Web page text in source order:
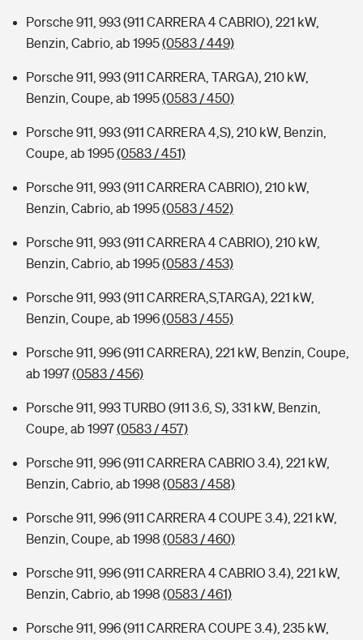
Porsche 911, 993 (911 CARRERA 4 CABRIO), 221 kW,
Benzin, Cabrio, ab 1995(0583 / 449)
Porsche 911, 993 (911 CARRERA, TARGA), 210 kW,
Benzin, Coupe, ab 1995(0583 / 450)
Porsche 911, 993 (911 CARRERA 4,S), 210 kW, Benzin,
Coupe, ab 1995(0583 / 451)
Porsche 911, 993 (911 CARRERA CABRIO), 210 kW,
Benzin, Cabrio, ab 1995(0583 / 452)
Porsche 911, 993 (911 CARRERA 4 CABRIO), 210 kW,
Benzin, Cabrio, ab 1995(0583 / 453)
Porsche 911, 993 (911 CARRERA,S,TARGA), 221 kW,
Benzin, Coupe, ab 1996(0583 / 455)
Porsche 911, 996 (911 CARRERA), 221 kW, Benzin, Coupe,
ab 1997(0583 / 456)
Porsche 911, 993 TURBO (911 3.6, S), 331 kW, Benzin,
Coupe, ab 1997(0583 / 457)
Porsche 911, 996 (911 CARRERA CABRIO 3.4), 221 kW,
Benzin, Cabrio, ab 1998 (0583 / 458)
Porsche 911, 996 (911 CARRERA 4 COUPE 3.4), 221 kW,
Benzin, Coupe, ab 1998 (0583 / 460)
Porsche 911, 996 (911 CARRERA 4 CABRIO 3.4), 221 kW,
Benzin, Cabrio, ab 1998 (0583 / 461)
Porsche 911, 996 (911 CARRERA COUPE 3.4), 235 kW,